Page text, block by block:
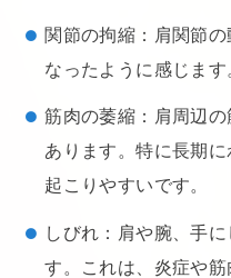
関節の拘縮：肩関節
なったように感じます
筋肉の萎縮：肩周辺
あります。特に長期
起こりやすいです。
しびれ：肩や腕、手
す。これは、炎症や